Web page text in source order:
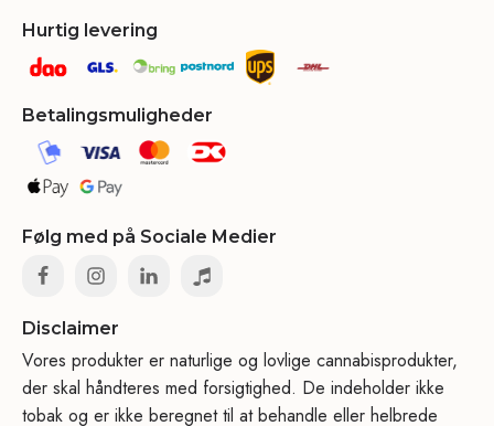
Hurtig levering
Betalingsmuligheder
Følg med på Sociale Medier
Disclaimer
Vores produkter er naturlige og lovlige cannabisprodukter,
der skal håndteres med forsigtighed. De indeholder ikke
tobak og er ikke beregnet til at behandle eller helbrede